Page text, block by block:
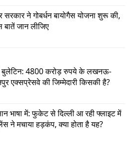
ने केरल में कैसे बनाया 'सत्ता का
सरकार ने गोबर्धन बायोगैस योजना शुरू की,
बातें जान लीजिए
बुलेटिन: 4800 करोड़ रुपये के लखनऊ-
एक्सप्रेसवे की जिम्मेदारी किसकी है?
भाषा में: फुकेट से दिल्ली आ रही फ्लाइट में
ने मचाया हड़कंप, क्या होता है यह?